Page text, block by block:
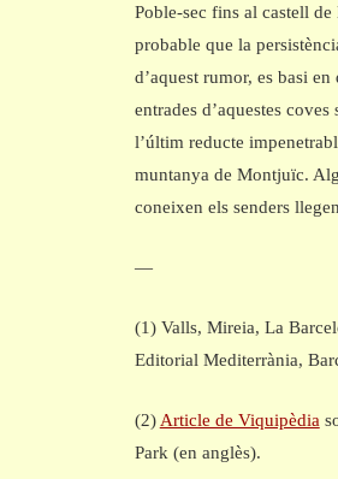
Poble-sec fins al castell
probable que la
d’aquest rumor, es basi
entrades d’aquestes coves
l’últim reducte
muntanya de Montjuïc.
coneixen els senders
—
(1) Valls, Mireia, La
Editorial Mediterrània,
(2) Article de Viquipèdia
Park (en anglès).